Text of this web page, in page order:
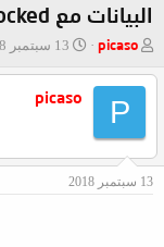
البيانات مع frp lock on crom locked
ب
د
ل
م
و
picaso
ت
ي
ل
ب
13 سبتمبر 2018
P
picaso
13 سبتمبر 2018